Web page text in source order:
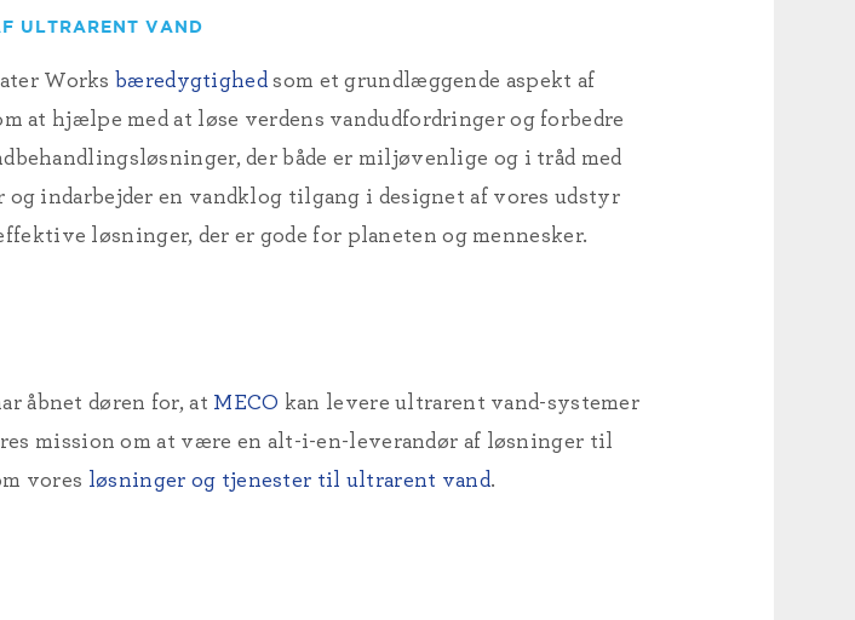
ULTRARENT VAND
Works bæredygtighed som et grundlæggende aspekt af
at hjælpe med at løse verdens vandudfordringer og forbedre
der både er miljøvenlige og i tråd med
indarbejder en vandklog tilgang i designet af vores udstyr
løsninger, der er gode for planeten og mennesker.
åbnet døren for, at MECO kan levere ultrarent vand-systemer
mission om at være en alt-i-en-leverandør af løsninger til
vores løsninger og tjenester til ultrarent vand.